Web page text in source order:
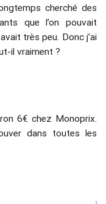
cherché des
que l’on pouvait
très peu. Donc j’ai
il vraiment ?
6€ chez Monoprix.
dans toutes les